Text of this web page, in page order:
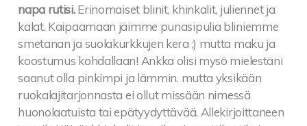
napa rutisi. Erinomaiset blinit, khinkalit, juliennet ja
kalat. Kaipaamaan jäimme punasipulia bliniemme
smetanan ja suolakurkkujen kera ;) mutta maku ja
koostumus kohdallaan! Ankka olisi mysö mielestäni
saanut olla pinkimpi ja lämmin. mutta yksikään
ruokalajitarjonnasta ei ollut missään nimessä
huonolaatuista tai epätyydyttävää. Allekirjoittaneen